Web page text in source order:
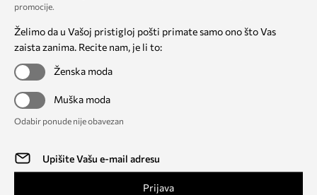
promocije.
Želimo da u Vašoj pristigloj pošti primate samo ono što Vas
zaista zanima. Recite nam, je li to:
Ženska moda
Muška moda
Odabir ponude nije obavezan
Prijava